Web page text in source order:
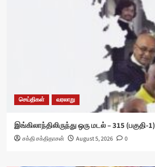
செய்திகள் வரலாறு
இங்கிலாந்திலிருந்து ஒரு மடல் – 315 (பகுதி-1)
சக்தி சக்திதாசன் August 5, 2026 0